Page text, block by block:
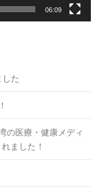
06:09
た
の医療・健康メディ
ました！